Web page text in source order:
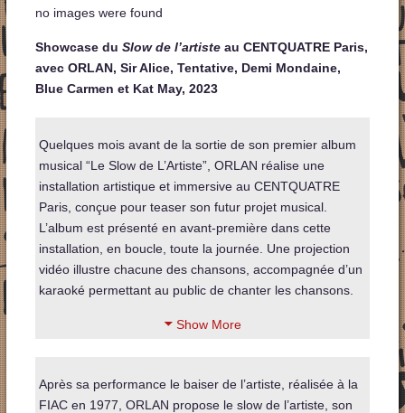
no images were found
Showcase du Slow de l’artiste au CENTQUATRE Paris,
avec ORLAN, Sir Alice, Tentative, Demi Mondaine,
Blue Carmen et Kat May, 2023
Quelques mois avant de la sortie de son premier album
musical “Le Slow de L’Artiste”, ORLAN réalise une
installation artistique et immersive au CENTQUATRE
Paris, conçue pour teaser son futur projet musical.
L’album est présenté en avant-première dans cette
installation, en boucle, toute la journée. Une projection
vidéo illustre chacune des chansons, accompagnée d’un
karaoké permettant au public de chanter les chansons.
Show More
Après sa performance le baiser de l’artiste, réalisée à la
FIAC en 1977, ORLAN propose le slow de l’artiste, son